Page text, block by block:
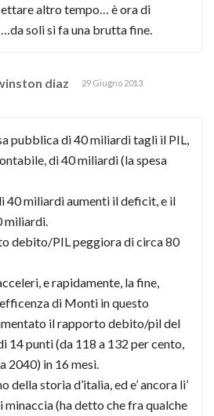
altro tempo… è ora di
soli si fa una brutta fine.
diaz 29 Giugno 2013
pubblica di 40 miliardi tagli il PIL,
di 40 miliardi (la spesa
40 miliardi aumenti il deficit, e il
miliardi.
debito/PIL peggiora di circa 80
e rapidamente, la fine,
di Monti in questo
il rapporto debito/pil del
14 punti (da 118 a 132 per cento,
2040) in 16 mesi.
della storia d’italia, ed e’ ancora li’
minaccia (ha detto che fra qualche